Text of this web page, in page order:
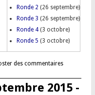
Ronde 2 (26 septembre)
Ronde 3 (26 septembre)
Ronde 4(3 octobre)
Ronde 5 (3 octobre)
septembre 2015
des commentaires
2015 -